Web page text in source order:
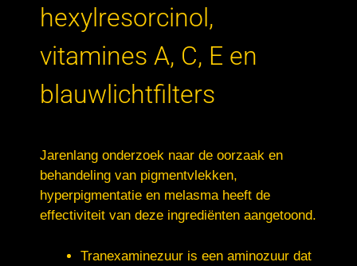
hexylresorcinol,
vitamines A, C, E en
blauwlichtfilters
Jarenlang onderzoek naar de oorzaak en
behandeling van pigmentvlekken,
hyperpigmentatie en melasma heeft de
effectiviteit van deze ingrediënten aangetoond.
Tranexaminezuur is een aminozuur dat